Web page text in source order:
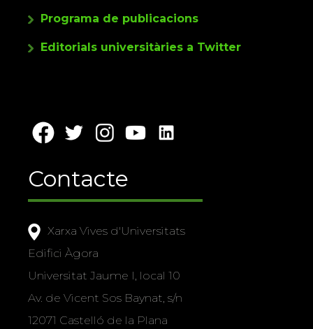
Programa de publicacions
Editorials universitàries a Twitter
Contacte
Xarxa Vives d'Universitats
Edifici Àgora
Universitat Jaume I, local 10
Av. de Vicent Sos Baynat, s/n
12071 Castelló de la Plana